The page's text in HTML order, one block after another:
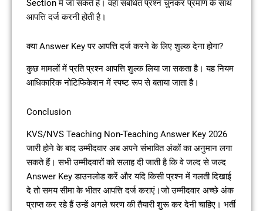
Section में जा सकते हैं। वहां संबंधित प्रश्न चुनकर प्रमाण के साथ
आपत्ति दर्ज करनी होती है।
क्या Answer Key पर आपत्ति दर्ज करने के लिए शुल्क देना होगा?
कुछ मामलों में प्रति प्रश्न आपत्ति शुल्क लिया जा सकता है। यह नियम
आधिकारिक नोटिफिकेशन में स्पष्ट रूप से बताया जाता है।
Conclusion
KVS/NVS Teaching Non-Teaching Answer Key 2026
जारी होने के बाद उम्मीदवार अब अपने संभावित अंकों का अनुमान लगा
सकते हैं। सभी उम्मीदवारों को सलाह दी जाती है कि वे जल्द से जल्द
Answer Key डाउनलोड करें और यदि किसी प्रश्न में गलती दिखाई
दे तो समय सीमा के भीतर आपत्ति दर्ज कराएं।जो उम्मीदवार अच्छे अंक
प्राप्त कर रहे हैं उन्हें अगले चरण की तैयारी शुरू कर देनी चाहिए। भर्ती